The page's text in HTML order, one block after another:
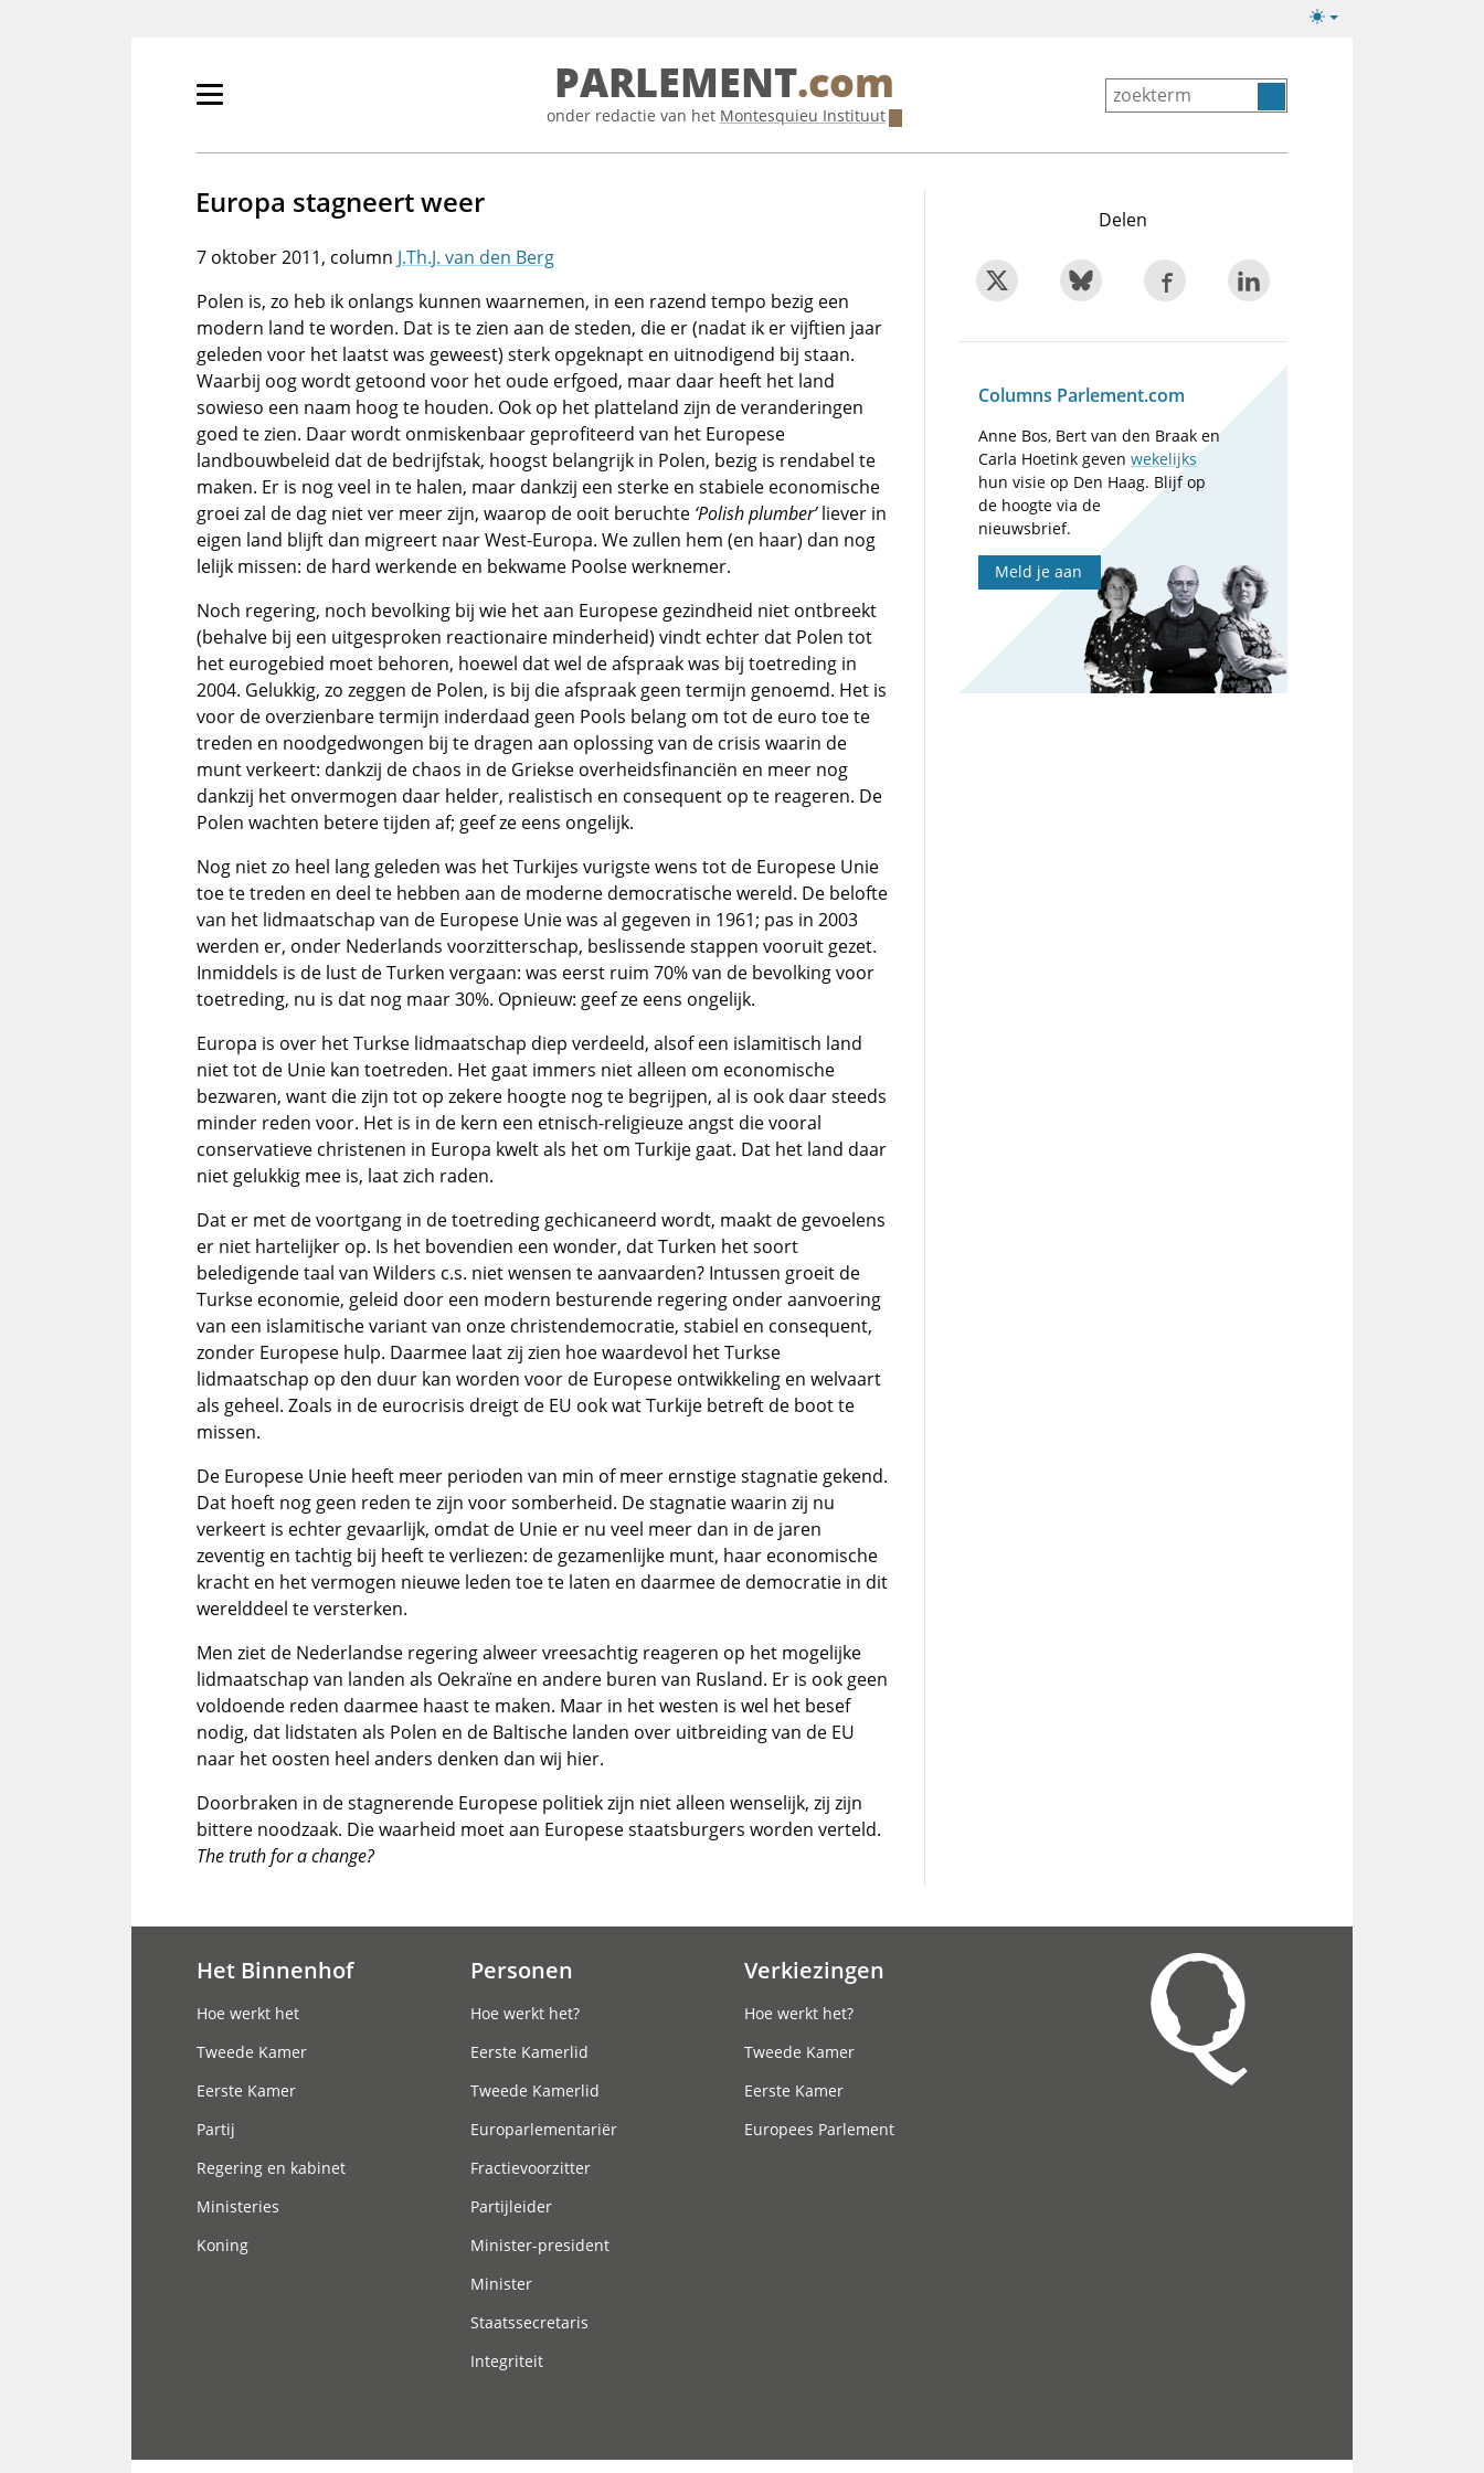
Lichte/donkere
Primair
tonen/verbergen
PARLEMENT.com
onder redactie van het Montesquieu Instituut
Europa stagneert weer
7 oktober 2011
J.Th.J. van den Berg
Polen is, zo heb ik onlangs kunnen waarnemen, in een razend tempo bezig een
modern land te worden. Dat is te zien aan de steden, die er (nadat ik er vijftien jaar
geleden voor het laatst was geweest) sterk opgeknapt en uitnodigend bij staan.
Waarbij oog wordt getoond voor het oude erfgoed, maar daar heeft het land
sowieso een naam hoog te houden. Ook op het platteland zijn de veranderingen
goed te zien. Daar wordt onmiskenbaar geprofiteerd van het Europese
landbouwbeleid dat de bedrijfstak, hoogst belangrijk in Polen, bezig is rendabel te
maken. Er is nog veel in te halen, maar dankzij een sterke en stabiele economische
groei zal de dag niet ver meer zijn, waarop de ooit beruchte ‘Polish plumber’liever in
eigen land blijft dan migreert naar West-Europa. We zullen hem (en haar) dan nog
lelijk missen: de hard werkende en bekwame Poolse werknemer.
Noch regering, noch bevolking bij wie het aan Europese gezindheid niet ontbreekt
(behalve bij een uitgesproken reactionaire minderheid) vindt echter dat Polen tot
het eurogebied moet behoren, hoewel dat wel de afspraak was bij toetreding in
2004. Gelukkig, zo zeggen de Polen, is bij die afspraak geen termijn genoemd. Het is
voor de overzienbare termijn inderdaad geen Pools belang om tot de euro toe te
treden en noodgedwongen bij te dragen aan oplossing van de crisis waarin de
munt verkeert: dankzij de chaos in de Griekse overheidsfinanciën en meer nog
dankzij het onvermogen daar helder, realistisch en consequent op te reageren. De
Polen wachten betere tijden af; geef ze eens ongelijk.
Nog niet zo heel lang geleden was het Turkijes vurigste wens tot de Europese Unie
toe te treden en deel te hebben aan de moderne democratische wereld. De belofte
van het lidmaatschap van de Europese Unie was al gegeven in 1961; pas in 2003
werden er, onder Nederlands voorzitterschap, beslissende stappen vooruit gezet.
Inmiddels is de lust de Turken vergaan: was eerst ruim 70% van de bevolking voor
toetreding, nu is dat nog maar 30%. Opnieuw: geef ze eens ongelijk.
Europa is over het Turkse lidmaatschap diep verdeeld, alsof een islamitisch land
niet tot de Unie kan toetreden. Het gaat immers niet alleen om economische
bezwaren, want die zijn tot op zekere hoogte nog te begrijpen, al is ook daar steeds
minder reden voor. Het is in de kern een etnisch-religieuze angst die vooral
conservatieve christenen in Europa kwelt als het om Turkije gaat. Dat het land daar
niet gelukkig mee is, laat zich raden.
Dat er met de voortgang in de toetreding gechicaneerd wordt, maakt de gevoelens
er niet hartelijker op. Is het bovendien een wonder, dat Turken het soort
beledigende taal van Wilders c.s. niet wensen te aanvaarden? Intussen groeit de
Turkse economie, geleid door een modern besturende regering onder aanvoering
van een islamitische variant van onze christendemocratie, stabiel en consequent,
zonder Europese hulp. Daarmee laat zij zien hoe waardevol het Turkse
lidmaatschap op den duur kan worden voor de Europese ontwikkeling en welvaart
als geheel. Zoals in de eurocrisis dreigt de EU ook wat Turkije betreft de boot te
missen.
De Europese Unie heeft meer perioden van min of meer ernstige stagnatie gekend.
Dat hoeft nog geen reden te zijn voor somberheid. De stagnatie waarin zij nu
verkeert is echter gevaarlijk, omdat de Unie er nu veel meer dan in de jaren
zeventig en tachtig bij heeft te verliezen: de gezamenlijke munt, haar economische
kracht en het vermogen nieuwe leden toe te laten en daarmee de democratie in dit
werelddeel te versterken.
Men ziet de Nederlandse regering alweer vreesachtig reageren op het mogelijke
lidmaatschap van landen als Oekraïne en andere buren van Rusland. Er is ook geen
voldoende reden daarmee haast te maken. Maar in het westen is wel het besef
nodig, dat lidstaten als Polen en de Baltische landen over uitbreiding van de EU
naar het oosten heel anders denken dan wij hier.
Doorbraken in de stagnerende Europese politiek zijn niet alleen wenselijk, zij zijn
bittere noodzaak. Die waarheid moet aan Europese staatsburgers worden verteld.
The truth for a change?
Delen
Columns Parlement.com
Anne Bos, Bert van den Braak en
Carla Hoetink gevenwekelijks
hun visie op Den Haag. Blijf op
de hoogte via de
nieuwsbrief.
Meld je aan
Het Binnenhof
Hoe werkt het
Tweede Kamer
Eerste Kamer
Partij
Regering en kabinet
Ministeries
Koning
Personen
Hoe werkt het?
Eerste Kamerlid
Tweede Kamerlid
Europarlementariër
Fractievoorzitter
Partijleider
Minister-president
Minister
Staatssecretaris
Integriteit
Verkiezingen
Hoe werkt het?
Tweede Kamer
Eerste Kamer
Europees Parlement